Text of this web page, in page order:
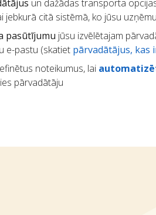
un dažādas transporta
jebkurā citā sistēmā, ko jūsu
pasūtījumu jūsu izvēlētajam
e-pastu (skatiet pārvadātājus, kas
noteikumus, lai
pārvadātāju